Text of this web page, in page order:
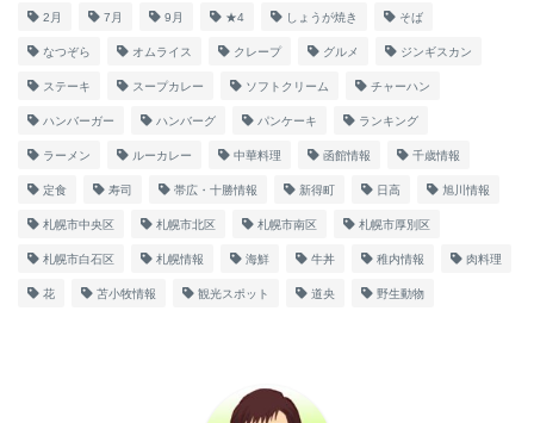
2月 7月 9月 ★4 しょうが焼き そば
なつぞら オムライス クレープ グルメ ジンギスカン
ステーキ スープカレー ソフトクリーム チャーハン
ハンバーガー ハンバーグ パンケーキ ランキング
ラーメン ルーカレー 中華料理 函館情報 千歳情報
定食 寿司 帯広・十勝情報 新得町 日高 旭川情報
札幌市中央区 札幌市北区 札幌市南区 札幌市厚別区
札幌市白石区 札幌情報 海鮮 牛丼 稚内情報 肉料理
花 苫小牧情報 観光スポット 道央 野生動物